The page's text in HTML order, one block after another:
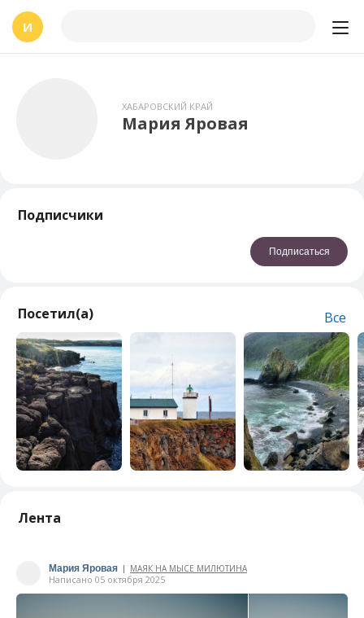
И
ХАБАРОВСКИЙ КРАЙ
Мария Яровая
Подписчики
Подписаться
Посетил(а) Все
Лента
Мария Яровая | МАЯК НА МЫСЕ МИЛЮТИНА
Написано 05 октября 2025